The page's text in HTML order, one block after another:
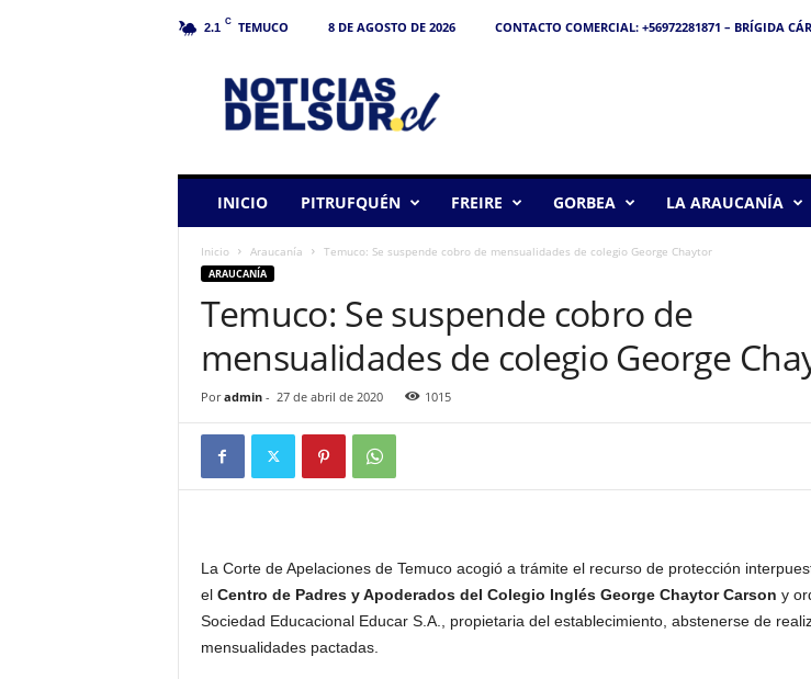
2.1 C TEMUCO 8 DE AGOSTO DE 2026 CONTACTO COMERCIAL: +56972281871 – BRÍGIDA
INICIO PITRUFQUÉN FREIRE GORBEA LA ARAUCANÍA
Inicio Araucanía Temuco: Se suspende cobro de mensualidades de colegio George Chaytor
ARAUCANÍA
Temuco: Se suspende cobro de
mensualidades de colegio George
Por admin- 27 de abril de 2020 1015
La Corte de Apelaciones de Temuco acogió a trámite el recurso de protección
el Centro de Padres y Apoderados del Colegio Inglés George Chaytor Carson y
Sociedad Educacional Educar S.A., propietaria del establecimiento, abstenerse de
mensualidades pactadas.